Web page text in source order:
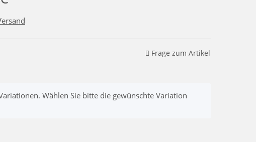
Frage zum Artikel
Wählen Sie bitte die gewünschte Variation